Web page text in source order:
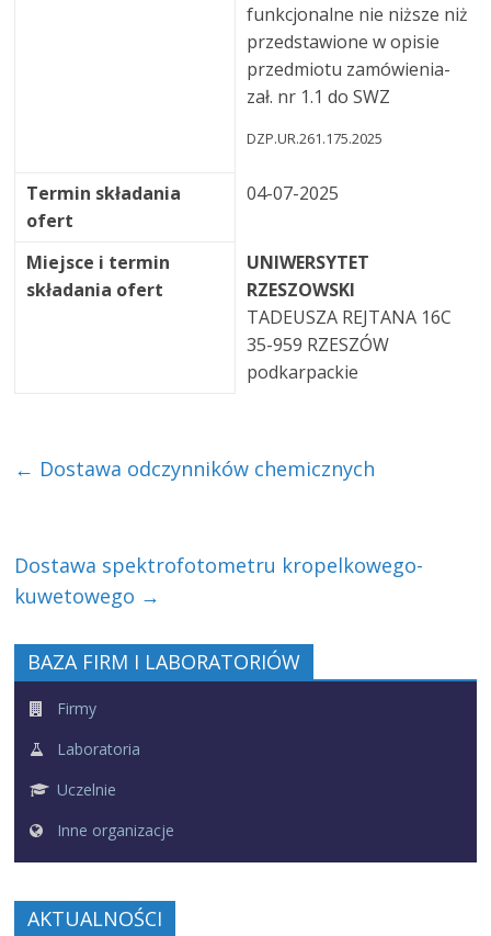
funkcjonalne nie niższe niż
przedstawione w opisie
przedmiotu zamówienia-
zał. nr 1.1 do SWZ
DZP.UR.261.175.2025
Termin składania
ofert
04-07-2025
Miejsce i termin
składania ofert
UNIWERSYTET
RZESZOWSKI
TADEUSZA REJTANA 16C
35-959 RZESZÓW
podkarpackie
← Dostawa odczynników chemicznych
Dostawa spektrofotometru kropelkowego-
kuwetowego →
BAZA FIRM I LABORATORIÓW
Firmy
Laboratoria
Uczelnie
Inne organizacje
AKTUALNOŚCI